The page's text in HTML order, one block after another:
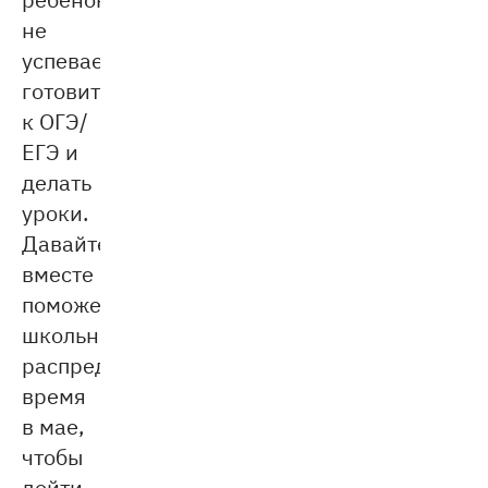
не
успевает
готовиться
к ОГЭ/
ЕГЭ и
делать
уроки.
Давайте
вместе
поможем
школьнику
распределить
время
в мае,
чтобы